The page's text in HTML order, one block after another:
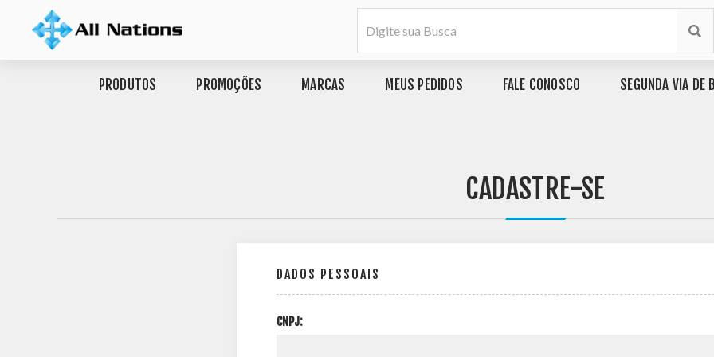
PRODUTOS PROMOÇÕES MARCAS MEUS PEDIDOS FALE CONOSCO SEGUNDA VIA DE
CADASTRE-SE
DADOS PESSOAIS
CNPJ: